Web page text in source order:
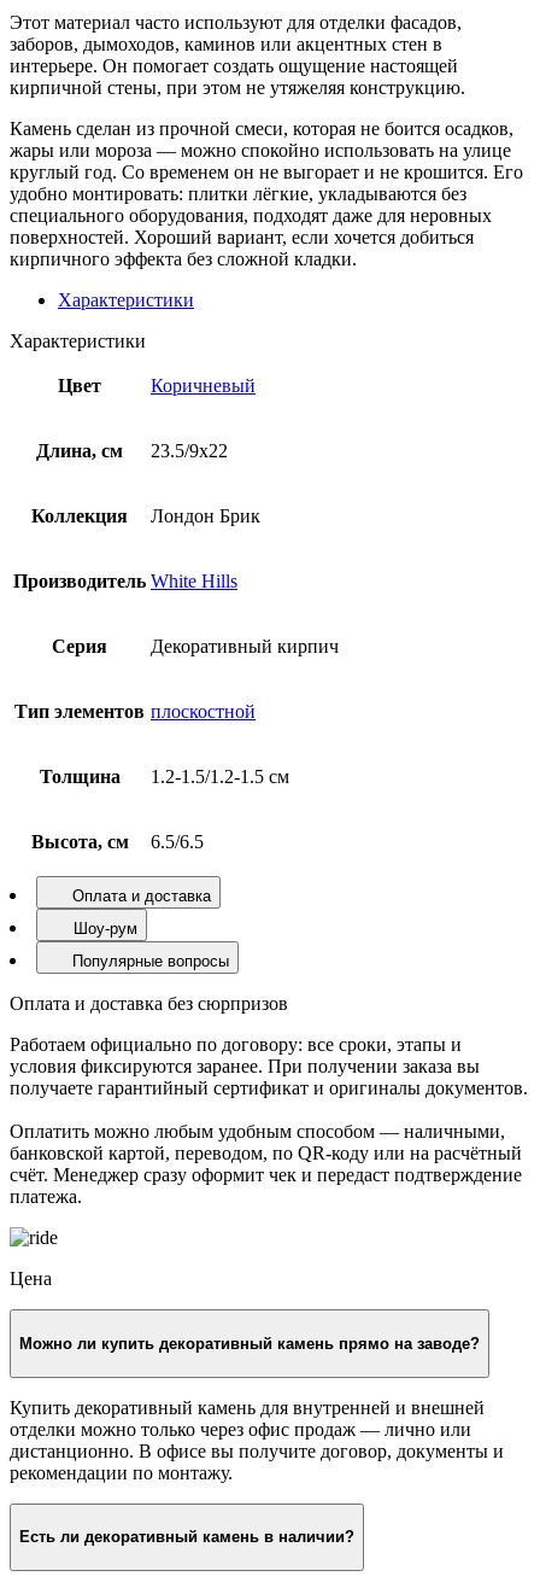
Этот материал часто используют для отделки фасадов,
заборов, дымоходов, каминов или акцентных стен в
интерьере. Он помогает создать ощущение настоящей
кирпичной стены, при этом не утяжеляя конструкцию.
Камень сделан из прочной смеси, которая не боится осадков,
жары или мороза — можно спокойно использовать на улице
круглый год. Со временем он не выгорает и не крошится. Его
удобно монтировать: плитки лёгкие, укладываются без
специального оборудования, подходят даже для неровных
поверхностей. Хороший вариант, если хочется добиться
кирпичного эффекта без сложной кладки.
Характеристики
Характеристики
Цвет Коричневый
Длина, см 23.5/9х22
Коллекция Лондон Брик
Производитель White Hills
Серия Декоративный кирпич
Тип элементов плоскостной
Толщина 1.2-1.5/1.2-1.5 см
Высота, см 6.5/6.5
Оплата и доставка
Шоу-рум
Популярные вопросы
Оплата и доставка без сюрпризов
Работаем официально по договору: все сроки, этапы и
условия фиксируются заранее. При получении заказа вы
получаете гарантийный сертификат и оригиналы документов.
Оплатить можно любым удобным способом — наличными,
банковской картой, переводом, по QR-коду или на расчётный
счёт. Менеджер сразу оформит чек и передаст подтверждение
платежа.
Цена
Можно ли купить декоративный камень прямо на заводе?
Купить декоративный камень для внутренней и внешней
отделки можно только через офис продаж — лично или
дистанционно. В офисе вы получите договор, документы и
рекомендации по монтажу.
Есть ли декоративный камень в наличии?